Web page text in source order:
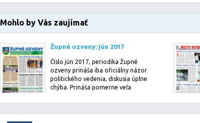
Mohlo by Vás zaujímať
Župné ozveny: jún 2017
Číslo jún 2017, periodika Župné
ozveny prináša iba oficiálny názor
politického vedenia, diskusia úplne
chýba. Prináša pomerne veľa